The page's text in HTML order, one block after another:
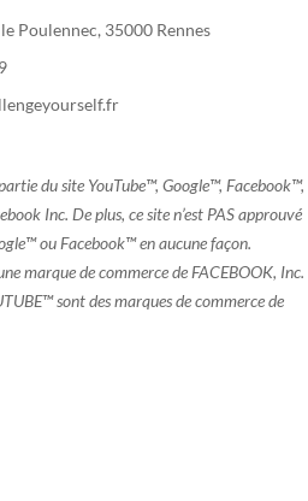
Poulennec, 35000 Rennes
du site YouTube™, Google™, Facebook™,
Inc. De plus, ce site n’est PAS approuvé
ou Facebook™ en aucune façon.
marque de commerce de FACEBOOK, Inc.
sont des marques de commerce de